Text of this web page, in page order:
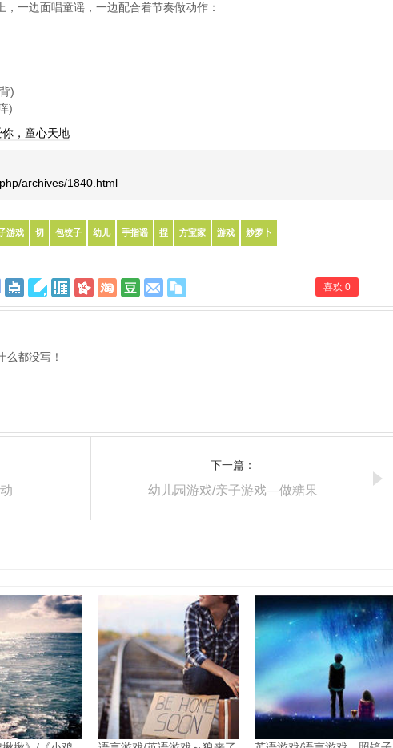
一边面唱童谣，一边配合着节奏做动作：
)
)
，童心天地
archives/1840.html
游戏 切 包饺子 幼儿 手指谣 捏 方宝家 游戏 炒萝卜
喜欢 0
么都没写！
下一篇：
幼儿园游戏/亲子游戏—做糖果